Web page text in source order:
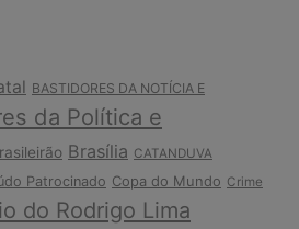
BASTIDORES DA NOTÍCIA E
da Política e
Brasília CATANDUVA
Patrocinado Copa do Mundo Crime
do Rodrigo Lima